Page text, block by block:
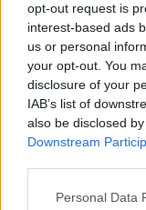
opt-out request is
interest-based ads
us or personal
your opt-out. You
disclosure of your
IAB’s list of
also be disclosed
Downstream
Personal Data